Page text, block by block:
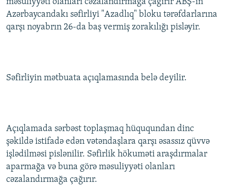
MULTIMEDIA
VIDEO
KARIKATURA
RADIO ARXIV
İSLAM VƏ DEMOKRATIYA
PEŞƏ ETIKASI VƏ JURNALISTIKA STANDARTLARIMIZ
BIZIMLƏ ƏLAQƏ
XƏBƏR BÜLLETENLƏRIMIZ
BIZI IZLƏ
RFE/RL-in bütün saytları
Azərbaycandakı səfirliyi "Azadlıq" bloku tərəfdarlarına
qarşı noyabrın 26-da baş vermiş zorakılığı pisləyir.
Səfirliyin mətbuata açıqlamasında belə deyilir.
Açıqlamada sərbəst toplaşmaq hüququndan dinc
şəkildə istifadə edən vətəndaşlara qarşı əsassız qüvvə
işlədilməsi pislənilir. Səfirlik hökuməti araşdırmalar
aparmağa və buna görə məsuliyyəti olanları
cəzalandırmağa çağırır.